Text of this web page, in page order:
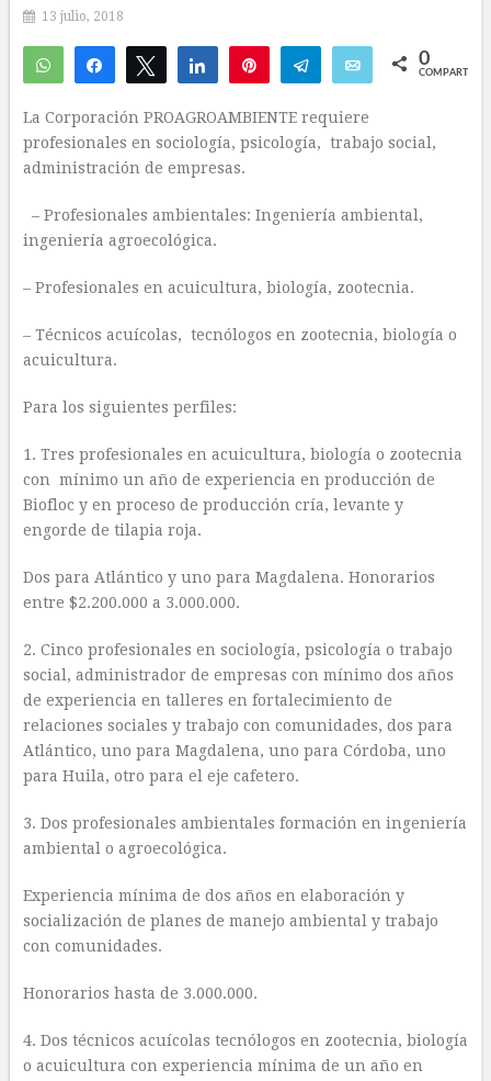
13 julio, 2018
WhatsAppCompartirTwittear Compartir Telegram Email 0
COMPARTIR
La Corporación PROAGROAMBIENTE requiere
profesionales en sociología, psicología, trabajo social,
administración de empresas.
– Profesionales ambientales: Ingeniería ambiental,
ingeniería agroecológica.
– Profesionales en acuicultura, biología, zootecnia.
– Técnicos acuícolas, tecnólogos en zootecnia, biología o
acuicultura.
Para los siguientes perfiles:
1. Tres profesionales en acuicultura, biología o zootecnia
con mínimo un año de experiencia en producción de
Biofloc y en proceso de producción cría, levante y
engorde de tilapia roja.
Dos para Atlántico y uno para Magdalena. Honorarios
entre $2.200.000 a 3.000.000.
2. Cinco profesionales en sociología, psicología o trabajo
social, administrador de empresas con mínimo dos años
de experiencia en talleres en fortalecimiento de
relaciones sociales y trabajo con comunidades, dos para
Atlántico, uno para Magdalena, uno para Córdoba, uno
para Huila, otro para el eje cafetero.
3. Dos profesionales ambientales formación en ingeniería
ambiental o agroecológica.
Experiencia mínima de dos años en elaboración y
socialización de planes de manejo ambiental y trabajo
con comunidades.
Honorarios hasta de 3.000.000.
4. Dos técnicos acuícolas tecnólogos en zootecnia, biología
o acuicultura con experiencia mínima de un año en